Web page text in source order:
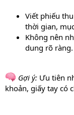
Viết phiếu
thời gian,
Không nên
dung rõ ràng.
Gợi ý: Ưu tiên
khoản, giấy tay có